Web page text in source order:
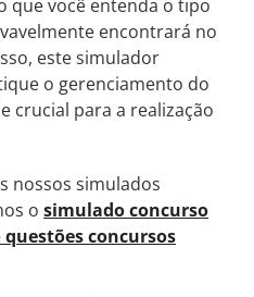
você entenda o tipo
encontrará no
este simulador
o gerenciamento do
crucial para a realização
nossos simulados
o simulado concurso
concursos